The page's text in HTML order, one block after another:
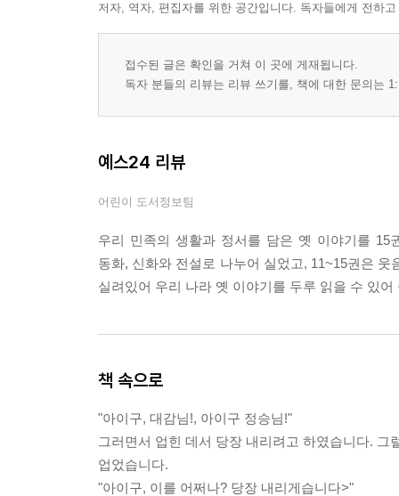
저자, 역자, 편집자를 위한 공간입니다. 독자들에게 전하
접수된 글은 확인을 거쳐 이 곳에 게재됩니다.
독자 분들의 리뷰는 리뷰 쓰기를, 책에 대한 문의는
예스24 리뷰
어린이 도서정보팀
우리 민족의 생활과 정서를 담은 옛 이야기를 15
동화, 신화와 전설로 나누어 실었고, 11~15권은
실려있어 우리 나라 옛 이야기를 두루 읽을 수 있어
책 속으로
"아이구, 대감님!, 아이구 정승님!"
그러면서 업힌 데서 당장 내리려고 하였습니다. 그
업었습니다.
"아이구, 이를 어쩌나? 당장 내리게습니다>"